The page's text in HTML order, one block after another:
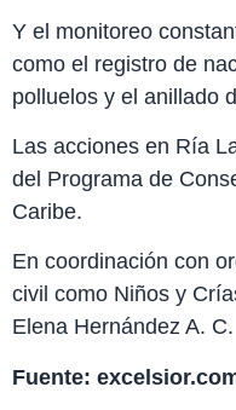
Y el monitoreo
como el registro de
polluelos y el anillado
Las acciones en Ría
del Programa de
Caribe.
En coordinación con
civil como Niños y
Elena Hernández A. C.
Fuente: